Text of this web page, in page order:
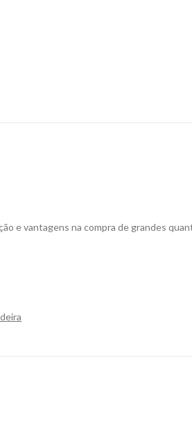
e vantagens na compra de grandes